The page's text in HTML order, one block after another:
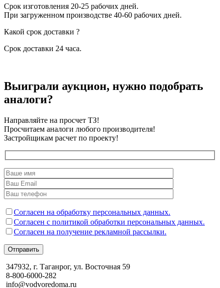
Срок изготовления 20-25 рабочих дней.
При загруженном производстве 40-60 рабочих дней.
Какой срок доставки ?
Срок доставки 24 часа.
Выиграли аукцион, нужно подобрать
аналоги?
Направляйте на просчет ТЗ!
Просчитаем аналоги любого производителя!
Застройщикам расчет по проекту!
Согласен на обработку персональных данных.
Согласен с политикой обработки персональных данных.
Согласен на получение рекламной рассылки.
Отправить
347932, г. Таганрог, ул. Восточная 59
8-800-6000-282
info@vodvoredoma.ru